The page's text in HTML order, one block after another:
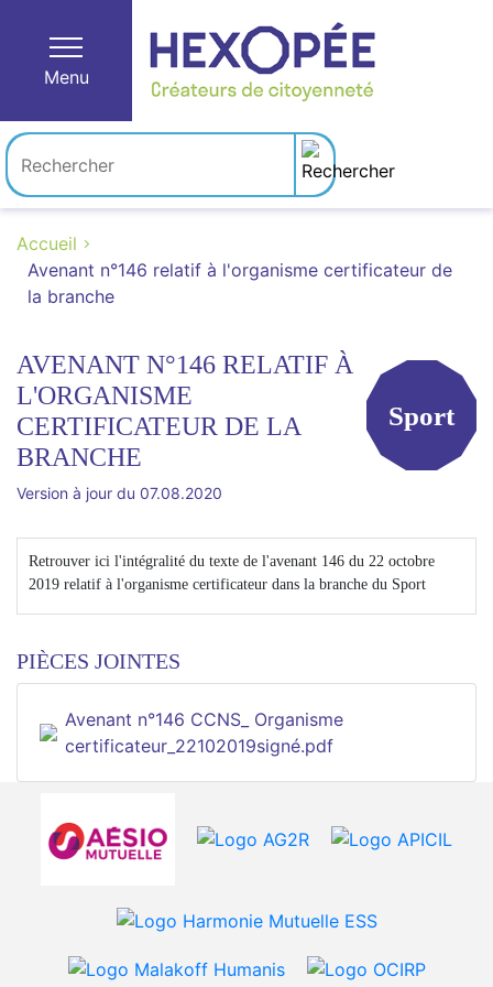
Menu
Accueil
Avenant n°146 relatif à l'organisme certificateur de
la branche
AVENANT N°146 RELATIF À
L'ORGANISME
CERTIFICATEUR DE LA
BRANCHE
Sport
Version à jour du 07.08.2020
Retrouver ici l'intégralité du texte de l'avenant 146 du 22 octobre
2019 relatif à l'organisme certificateur dans la branche du Sport
PIÈCES JOINTES
Avenant n°146 CCNS_ Organisme
certificateur_22102019signé.pdf